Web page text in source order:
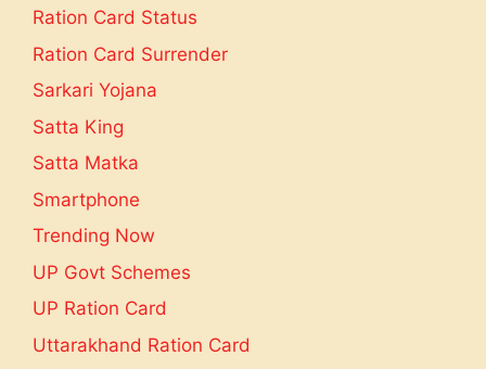
Ration Card Status
Ration Card Surrender
Sarkari Yojana
Satta King
Satta Matka
Smartphone
Trending Now
UP Govt Schemes
UP Ration Card
Uttarakhand Ration Card